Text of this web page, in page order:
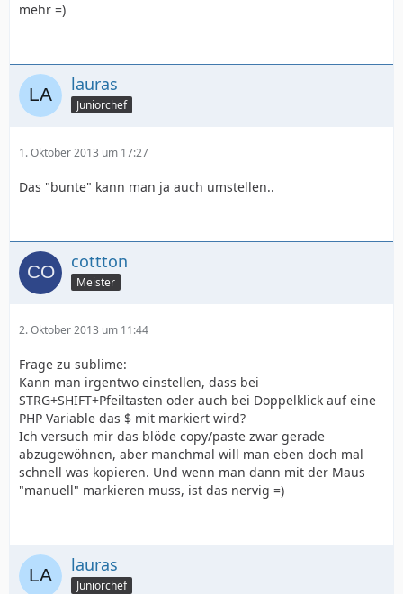
mehr =)
lauras
Juniorchef
1. Oktober 2013 um 17:27
Das "bunte" kann man ja auch umstellen..
cottton
Meister
2. Oktober 2013 um 11:44
Frage zu sublime:
Kann man irgentwo einstellen, dass bei
STRG+SHIFT+Pfeiltasten oder auch bei Doppelklick auf eine
PHP Variable das $ mit markiert wird?
Ich versuch mir das blöde copy/paste zwar gerade
abzugewöhnen, aber manchmal will man eben doch mal
schnell was kopieren. Und wenn man dann mit der Maus
"manuell" markieren muss, ist das nervig =)
lauras
Juniorchef